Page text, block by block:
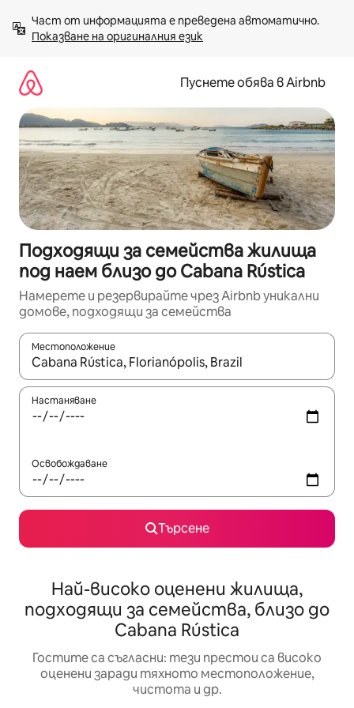
към
съдържанието
Показване на оригиналния език
Пуснете обява в Airbnb
Подходящи за семейства жилища
под наем близо до Cabana Rústica
Намерете и резервирайте чрез Airbnb уникални
домове, подходящи за семейства
Местоположение
Когато резултатите се покажат, използвайте
Настаняване
Освобождаване
Търсене
Най-високо оценени жилища,
подходящи за семейства, близо до
Cabana Rústica
Гостите са съгласни: тези престои са високо
оценени заради тяхното местоположение,
чистота и др.